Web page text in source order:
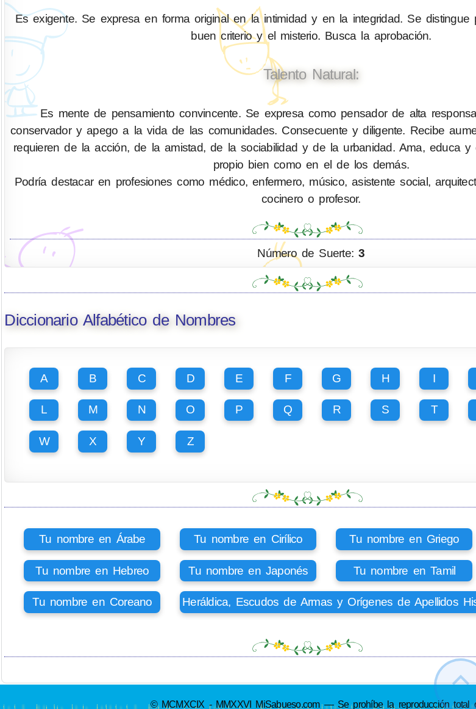
Es exigente. Se expresa en forma original en la intimidad y en la integridad. Se distingue
buen criterio y el misterio. Busca la aprobación.
Talento Natural:
Es mente de pensamiento convincente. Se expresa como pensador de alta
conservador y apego a la vida de las comunidades. Consecuente y diligente. Recibe
requieren de la acción, de la amistad, de la sociabilidad y de la urbanidad. Ama, educa
propio bien como en el de los demás.
Podría destacar en profesiones como médico, enfermero, músico, asistente social,
cocinero o profesor.
Número de Suerte:3
Diccionario Alfabético de Nombres
A B C D E F G H I
L M N O P Q R S T
W X Y Z
Tu nombre en Árabe Tu nombre en Cirílico Tu nombre en Griego
Tu nombre en Hebreo Tu nombre en Japonés Tu nombre en Tamil
Tu nombre en Coreano Heráldica, Escudos de Armas y Orígenes de Apellidos
© MCMXCIX - MMXXVI MiSabueso.com — Se prohíbe la reproducción total